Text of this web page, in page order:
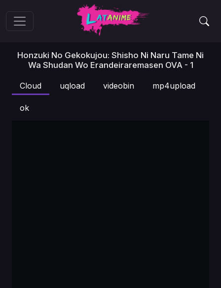
Honzuki No Gekokujou: Shisho Ni Naru Tame Ni
Wa Shudan Wo Erandeiraremasen OVA - 1
Cloud uqload videobin mp4upload
ok